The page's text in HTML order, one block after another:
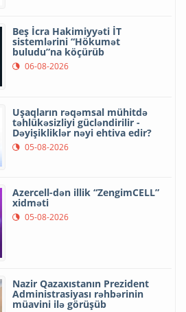
Beş İcra Hakimiyyəti İT
sistemlərini “Hökumət
buludu”na köçürüb
06-08-2026
Uşaqların rəqəmsal mühitdə
təhlükəsizliyi gücləndirilir -
Dəyişikliklər nəyi ehtiva edir?
05-08-2026
Azercell-dən illik “ZengimCELL”
xidməti
05-08-2026
Nazir Qazaxıstanın Prezident
Administrasiyası rəhbərinin
müavini ilə görüşüb